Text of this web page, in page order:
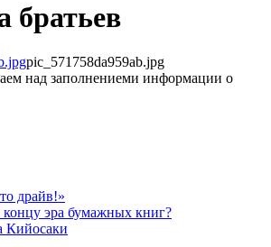
братьев
pic_571758da959ab.jpg
над заполнениеми информации о
драйв!»
эра бумажных книг?
Кийосаки